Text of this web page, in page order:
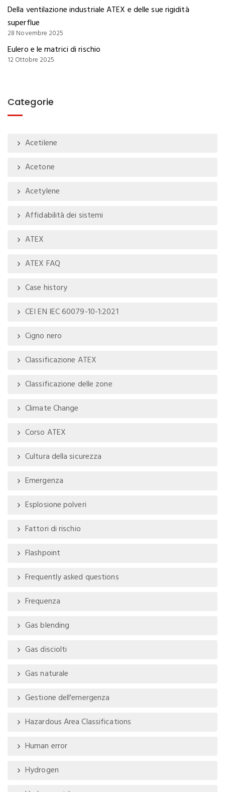
Della ventilazione industriale ATEX e delle sue rigidità
superflue
28 Novembre 2025
Eulero e le matrici di rischio
12 Ottobre 2025
Categorie
Acetilene
Acetone
Acetylene
Affidabilità dei sistemi
ATEX
ATEX FAQ
Case history
CEI EN IEC 60079-10-1:2021
Cigno nero
Classificazione ATEX
Classificazione delle zone
Climate Change
Corso ATEX
Cultura della sicurezza
Emergenza
Esplosione polveri
Fattori di rischio
Flashpoint
Frequently asked questions
Frequenza
Gas blending
Gas disciolti
Gas naturale
Gestione dell'emergenza
Hazardous Area Classifications
Human error
Hydrogen